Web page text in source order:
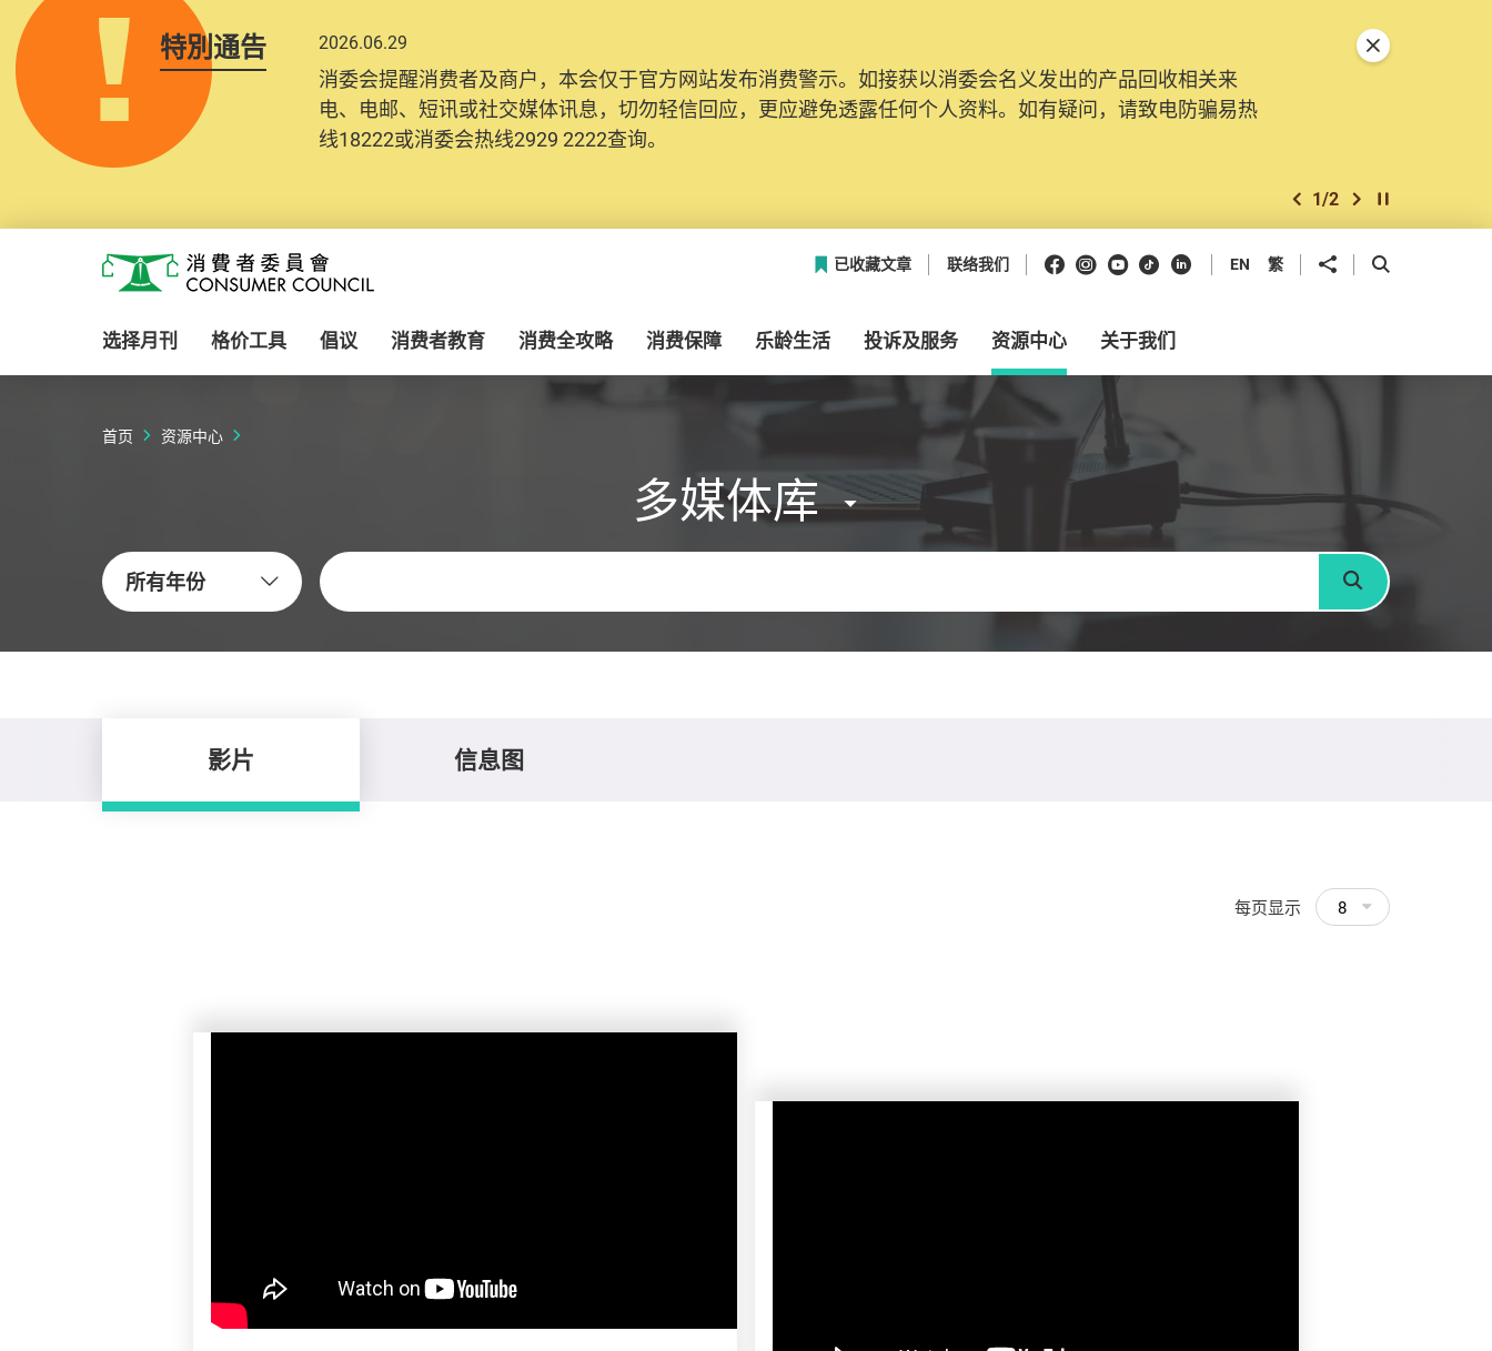
特別通告 2026.06.29
消委会提醒消费者及商户，本会仅于官方网站发布消费警示。如接获以消委会名义发出的产品回收相关来
电、电邮、短讯或社交媒体讯息，切勿轻信回应，更应避免透露任何个人资料。如有疑问，请致电防骗易热
线18222或消委会热线2929 2222查询。
2025.10.31
为提升使用者体验及网络安全，本会的投诉处理系统已经进行升级及推出新功能。由2025年11月10日起，
消费者需要提供基本联络资料（包括姓名、电邮及电话）注册帐户，才可提交投诉、查询及建议。所有提交
纪录将清晰整合于帐户中，方便日后作出跟进。
上一个
2/2 下一个开始/暂停幻灯
关闭特別通告
消费者委员会
已收藏文章 联络我们 Facebook
Instagram
Youtube
抖音领英 EN 繁 分享到 开启搜寻框
选择月刊 格价工具 倡议 消费者教育 消费全攻略 消费保障 乐龄生活 投诉及服务 资源中心 关于我们
首页 资源中心
多媒体库
所有年份
关键字
搜寻
影片 信息图
每页显示 8